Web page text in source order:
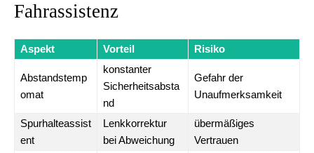
Fahrassistenz
Aspekt Vorteil Risiko
Abstandstemp
omat
konstanter
Sicherheitsabsta
nd
Gefahr der
Unaufmerksamkeit
Spurhalteassist
ent
Lenkkorrektur
bei Abweichung
übermäßiges
Vertrauen